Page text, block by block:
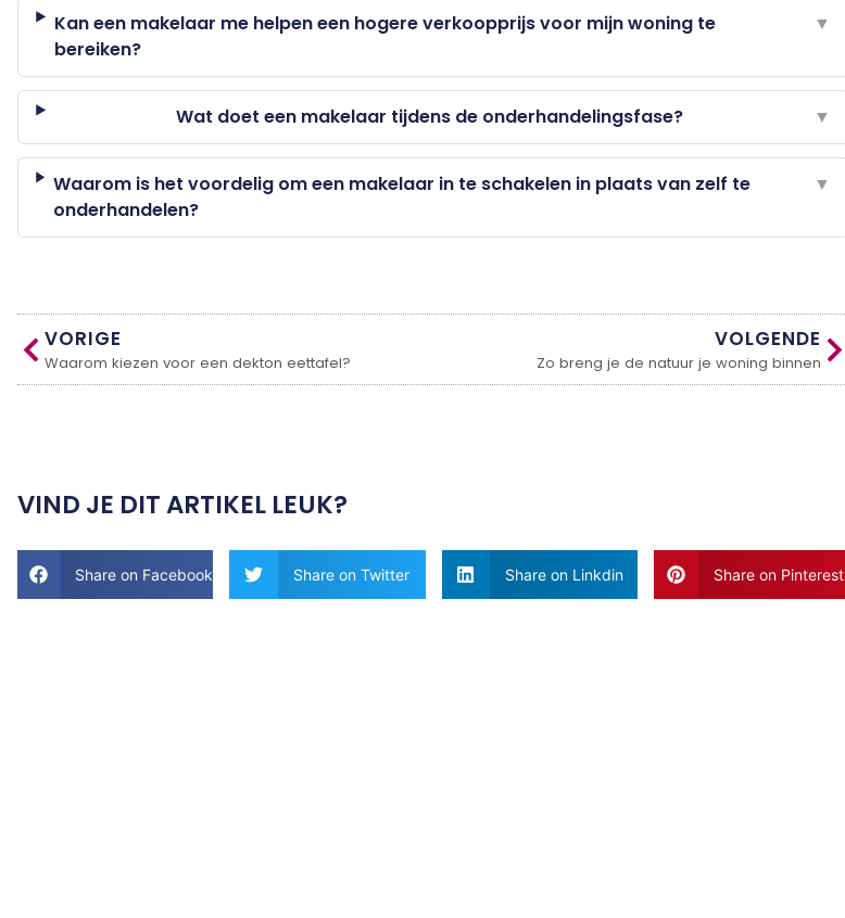
Kan een makelaar me helpen een hogere verkoopprijs voor mijn woning te
bereiken?
▼
Wat doet een makelaar tijdens de onderhandelingsfase? ▼
Waarom is het voordelig om een makelaar in te schakelen in plaats van zelf te
onderhandelen?
▼
VORIGE
Waarom kiezen voor een dekton eettafel?
VOLGENDE
Zo breng je de natuur je woning binnen
VIND JE DIT ARTIKEL LEUK?
Share on Facebook Share on Twitter Share on Linkdin Share on Pinterest